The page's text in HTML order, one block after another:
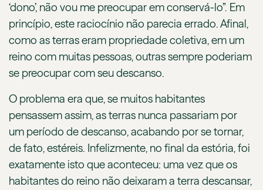
‘dono’, não vou me preocupar em conservá-lo”. Em
princípio, este raciocínio não parecia errado. Afinal,
como as terras eram propriedade coletiva, em um
reino com muitas pessoas, outras sempre poderiam
se preocupar com seu descanso.
O problema era que, se muitos habitantes
pensassem assim, as terras nunca passariam por
um período de descanso, acabando por se tornar,
de fato, estéreis. Infelizmente, no final da estória, foi
exatamente isto que aconteceu: uma vez que os
habitantes do reino não deixaram a terra descansar,